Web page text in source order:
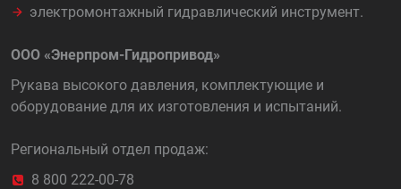
электромонтажный гидравлический инструмент.
ООО «Энерпром-Гидропривод»
Рукава высокого давления, комплектующие и
оборудование для их изготовления и испытаний.
Региональный отдел продаж:
8 800 222-00-78